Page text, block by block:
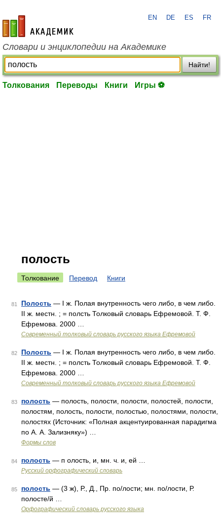
academic.ru
EN DE ES FR
Словари и энциклопедии на Академике
Найти!
Толкования Переводы Книги Игры ⚽
полость
Толкование Перевод Книги
81 Полость — I ж. Полая внутренность чего либо, в чем либо.
II ж. местн. ; = полсть Толковый словарь Ефремовой. Т. Ф.
Ефремова. 2000 …
Современный толковый словарь русского языка Ефремовой
82 Полость — I ж. Полая внутренность чего либо, в чем либо.
II ж. местн. ; = полсть Толковый словарь Ефремовой. Т. Ф.
Ефремова. 2000 …
Современный толковый словарь русского языка Ефремовой
83 полость — полость, полости, полости, полостей, полости,
полостям, полость, полости, полостью, полостями, полости,
полостях (Источник: «Полная акцентуированная парадигма
по А. А. Зализняку») …
Формы слов
84 полость — п олость, и, мн. ч. и, ей …
Русский орфографический словарь
85 полость — (3 ж), Р., Д., Пр. по/лости; мн. по/лости, Р.
полосте/й …
Орфографический словарь русского языка